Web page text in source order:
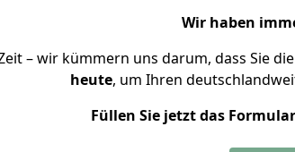
Wir haben
– wir kümmern uns darum, dass Sie
heute, um Ihren
Füllen Sie jetzt das